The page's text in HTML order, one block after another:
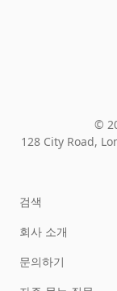
©
128 City Road,
검색
회사 소개
문의하기